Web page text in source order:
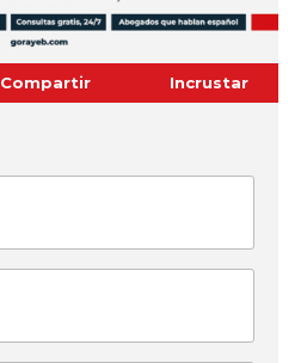
Compartir Incrustar